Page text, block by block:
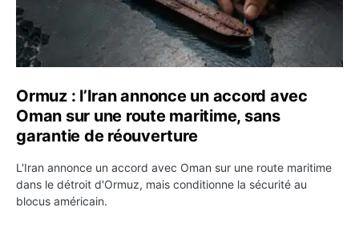
Ormuz : l’Iran annonce un accord avec
Oman sur une route maritime, sans
garantie de réouverture
L'Iran annonce un accord avec Oman sur une route maritime
dans le détroit d'Ormuz, mais conditionne la sécurité au
blocus américain.